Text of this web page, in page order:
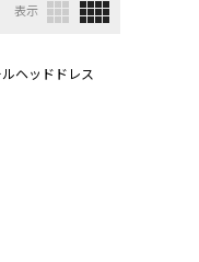
表示